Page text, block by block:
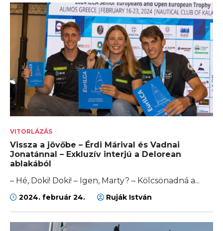
VITORLÁZÁS
Vissza a jövőbe – Érdi Márival és Vadnai
Jonatánnal – Exkluzív interjú a Delorean
ablakából
– Hé, Doki! Doki! – Igen, Marty? – Kölcsönadná a...
2024. február 24. Ruják István